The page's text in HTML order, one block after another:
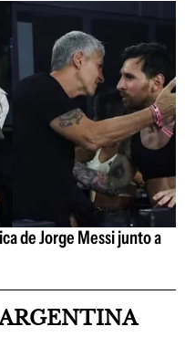
de Jorge Messi junto a